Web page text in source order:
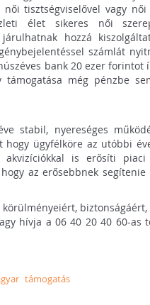
tisztségviselővel vagy
élet sikeres női
hozzá
számlát
bank 20 ezer forintot
támogatása még pénzbe
stabil, nyereséges
ügyfélköre az utóbbi
akvizíciókkal is erősíti
az erősebbnek
hívja a 06 40 20 40 60-as
támogatás